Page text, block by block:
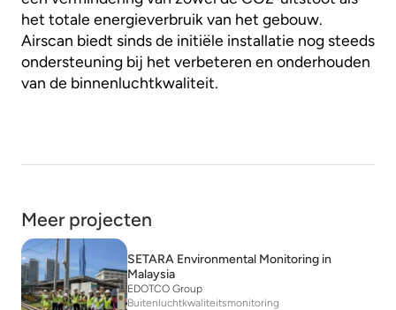
het totale energieverbruik van het gebouw.
Airscan biedt sinds de initiële installatie nog steeds
ondersteuning bij het verbeteren en onderhouden
van de binnenluchtkwaliteit.
Meer projecten
SETARA Environmental Monitoring in
Malaysia
EDOTCO Group
Buitenluchtkwaliteitsmonitoring